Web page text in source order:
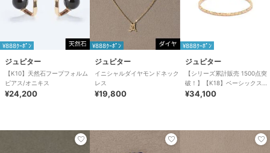
¥888ｸｰﾎﾟﾝ
ジュピター
【K10】天然石フープフォルム
ピアス/オニキス
¥24,200
¥888ｸｰﾎﾟﾝ
ジュピター
イニシャルダイヤモンドネック
レス
¥19,800
¥888ｸｰﾎﾟﾝ
ジュピター
【シリーズ累計販売 1500点突
破！】【K18】ベーシックスリ
ムリング/good-luck
¥34,100